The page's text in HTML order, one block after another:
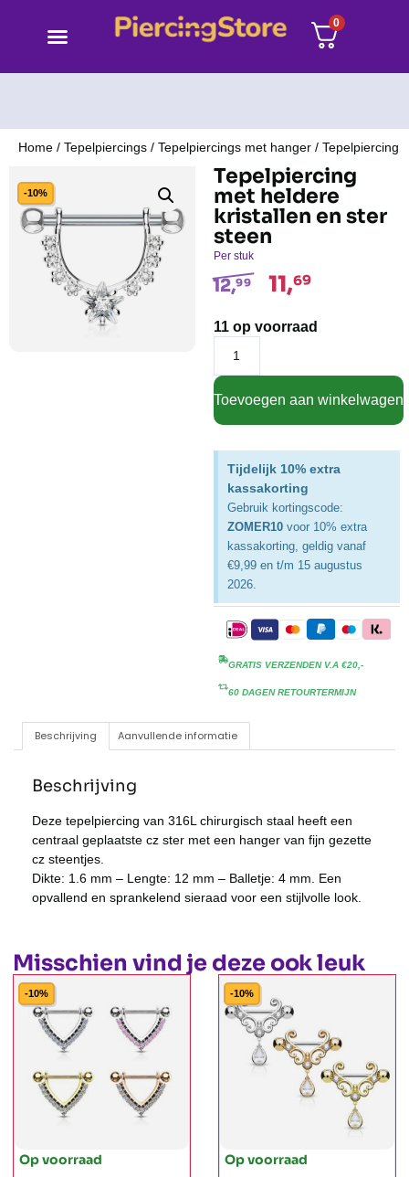
0
Home / Tepelpiercings / Tepelpiercings met hanger / Tepelpiercing
-10%
Tepelpiercing
met heldere
kristallen en ster
steen
Per stuk
12,99 11,69
11 op voorraad
Toevoegen aan winkelwagen
Tijdelijk 10% extra
kassakorting
Gebruik kortingscode:
ZOMER10 voor 10% extra
kassakorting, geldig vanaf
€9,99 en t/m 15 augustus
2026.
GRATIS VERZENDEN V.A €20,-
60 DAGEN RETOURTERMIJN
Beschrijving Aanvullende informatie
Beschrijving
Deze tepelpiercing van 316L chirurgisch staal heeft een
centraal geplaatste cz ster met een hanger van fijn gezette
cz steentjes.
Dikte: 1.6 mm – Lengte: 12 mm – Balletje: 4 mm. Een
opvallend en sprankelend sieraad voor een stijlvolle look.
Misschien vind je deze ook leuk
-10%
Op voorraad
-10%
Op voorraad